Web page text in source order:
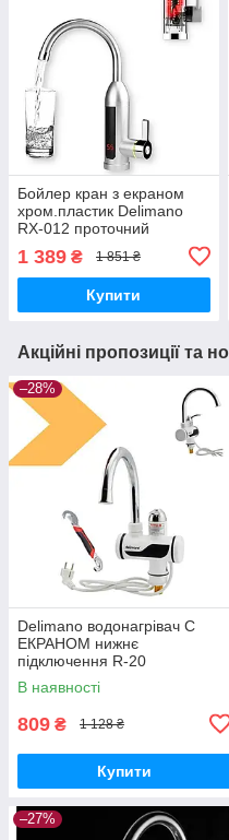
Бойлер кран з екраном
хром.пластик Delimano
RX-012 проточний
012_801)
1 389 ₴ 1 851 ₴
Купити
Акційні пропозиції та
–28%
Delimano водонагрівач С
ЕКРАНОМ нижнє
підключення R-20
коричневий (43154-R-
20_411)
В наявності
809 ₴ 1 128 ₴
Купити
–27%